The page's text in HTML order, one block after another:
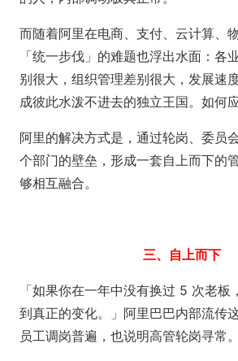
而随着阿里在电商、支付、云计算、
「统一步伐」的难题也浮出水面：各
别很大，组织管理差别很大，发展速
成彼此水泼不进去的独立王国。如何
阿里的解决方式是，通过轮岗、委员
个部门的壁垒，形成一套自上而下的
够相互融合。
三、自上而下
「如果你在一年中没有换过 5 次老板
到真正的变化。」阿里巴巴内部流传
员工调岗普遍，也说明高管轮岗寻常。